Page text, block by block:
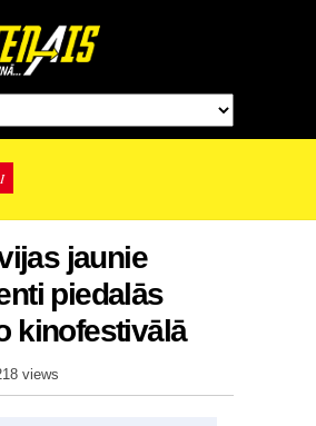
jaunie
piedalās
kinofestivālā
views